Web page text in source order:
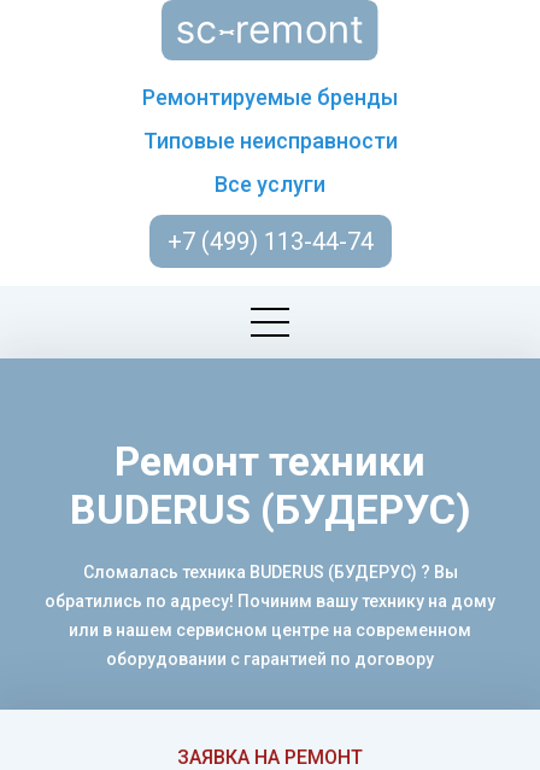
Ремонтируемые бренды
Типовые неисправности
Все услуги
+7 (499) 113-44-74
ЗАЯВКА НА РЕМОНТ
Ремонт техники
BUDERUS (БУДЕРУС)
Сломалась техника BUDERUS (БУДЕРУС) ? Вы
обратились по адресу! Починим вашу технику на дому
или в нашем сервисном центре на современном
оборудовании с гарантией по договору